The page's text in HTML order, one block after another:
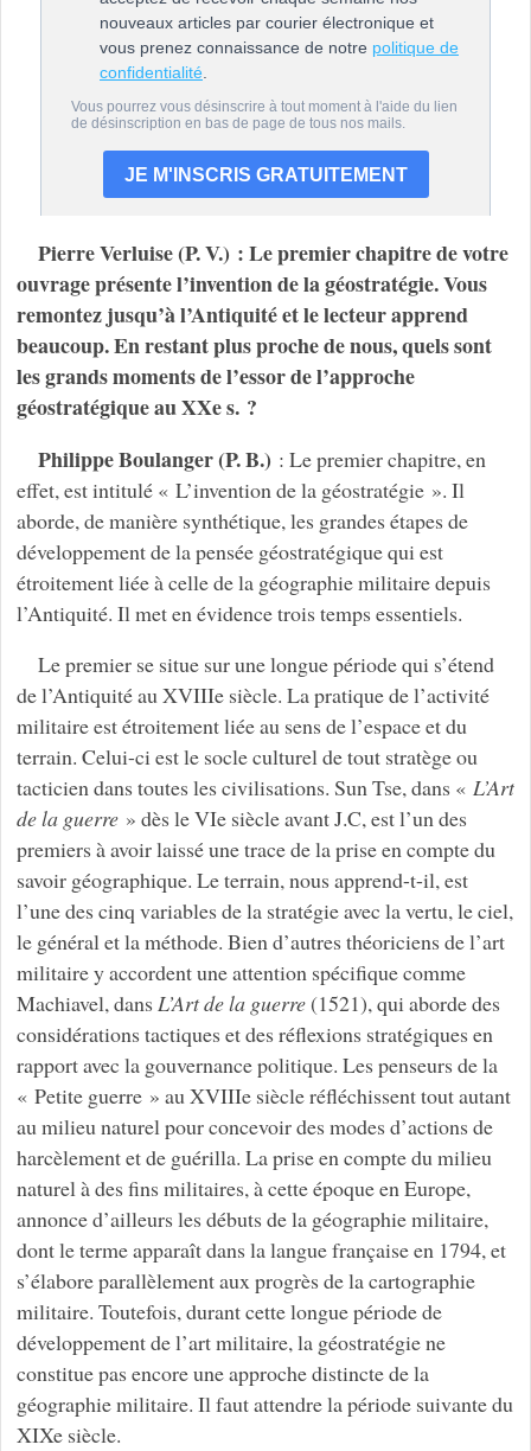
Pierre Verluise (P. V.) : Le premier chapitre de votre
ouvrage présente l’invention de la géostratégie. Vous
remontez jusqu’à l’Antiquité et le lecteur apprend
beaucoup. En restant plus proche de nous, quels sont
les grands moments de l’essor de l’approche
géostratégique au XXe s. ?
Philippe Boulanger (P. B.) : Le premier chapitre, en
effet, est intitulé « L’invention de la géostratégie ». Il
aborde, de manière synthétique, les grandes étapes de
développement de la pensée géostratégique qui est
étroitement liée à celle de la géographie militaire depuis
l’Antiquité. Il met en évidence trois temps essentiels.
Le premier se situe sur une longue période qui s’étend
de l’Antiquité au XVIIIe siècle. La pratique de l’activité
militaire est étroitement liée au sens de l’espace et du
terrain. Celui-ci est le socle culturel de tout stratège ou
tacticien dans toutes les civilisations. Sun Tse, dans « L’Art
de la guerre» dès le VIe siècle avant J.C, est l’un des
premiers à avoir laissé une trace de la prise en compte du
savoir géographique. Le terrain, nous apprend-t-il, est
l’une des cinq variables de la stratégie avec la vertu, le ciel,
le général et la méthode. Bien d’autres théoriciens de l’art
militaire y accordent une attention spécifique comme
Machiavel, dans L’Art de la guerre(1521), qui aborde des
considérations tactiques et des réflexions stratégiques en
rapport avec la gouvernance politique. Les penseurs de la
« Petite guerre » au XVIIIe siècle réfléchissent tout autant
au milieu naturel pour concevoir des modes d’actions de
harcèlement et de guérilla. La prise en compte du milieu
naturel à des fins militaires, à cette époque en Europe,
annonce d’ailleurs les débuts de la géographie militaire,
dont le terme apparaît dans la langue française en 1794, et
s’élabore parallèlement aux progrès de la cartographie
militaire. Toutefois, durant cette longue période de
développement de l’art militaire, la géostratégie ne
constitue pas encore une approche distincte de la
géographie militaire. Il faut attendre la période suivante du
XIXe siècle.